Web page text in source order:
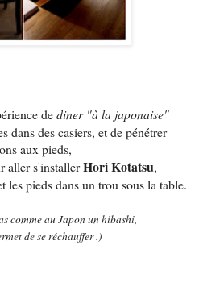
dediner "à la japonaise"
dans des casiers, et de pénétrer
aux pieds,
aller s'installerHori Kotatsu,
les pieds dans un trou sous la table.
comme au Japon un hibashi,
de se réchauffer .)